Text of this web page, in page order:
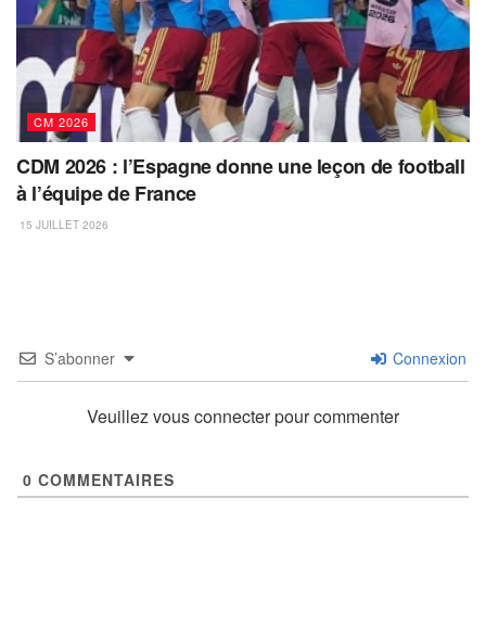
CM 2026
CDM 2026 : l’Espagne donne une leçon de football
à l’équipe de France
15 JUILLET 2026
S’abonner Connexion
Veuillez vous connecter pour commenter
0 COMMENTAIRES